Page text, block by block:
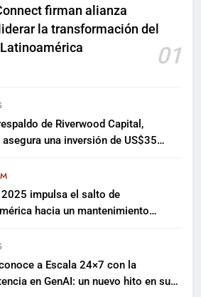
firman alianza
la transformación del
01
de Riverwood Capital,
una inversión de US$35
2025 impulsa el salto de
hacia un mantenimiento
a Escala 24×7 con la
en GenAI: un nuevo hito en su